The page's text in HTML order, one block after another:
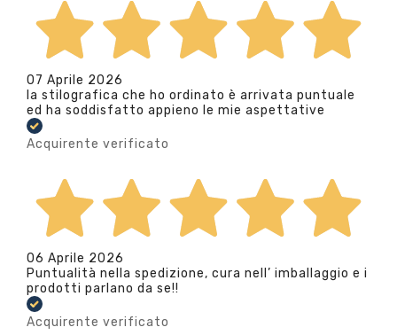
07 Aprile 2026
la stilografica che ho ordinato è arrivata puntuale
ed ha soddisfatto appieno le mie aspettative
Acquirente verificato
06 Aprile 2026
Puntualità nella spedizione, cura nell’ imballaggio e i
prodotti parlano da se!!
Acquirente verificato